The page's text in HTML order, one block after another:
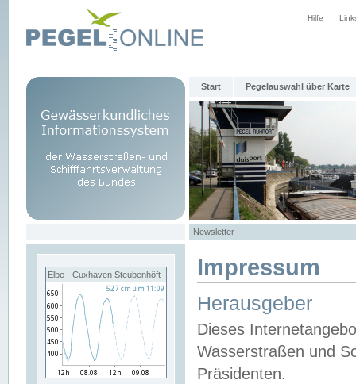
Hilfe
Start Pegelauswahl über Karte
Newsletter
Elbe - Cuxhaven Steubenhöft Impressum
Herausgeber
Dieses
Wasserstraßen und
Präsidenten.